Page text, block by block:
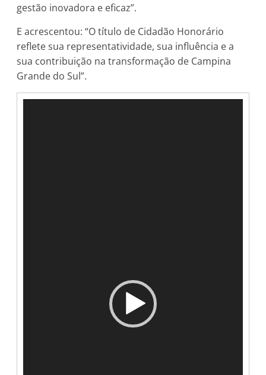
gestão inovadora e eficaz”.
E acrescentou: “O título de Cidadão Honorário
reflete sua representatividade, sua influência e a
sua contribuição na transformação de Campina
Grande do Sul”.